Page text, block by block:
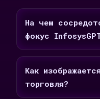
На чем
фокус
Как
торговля?